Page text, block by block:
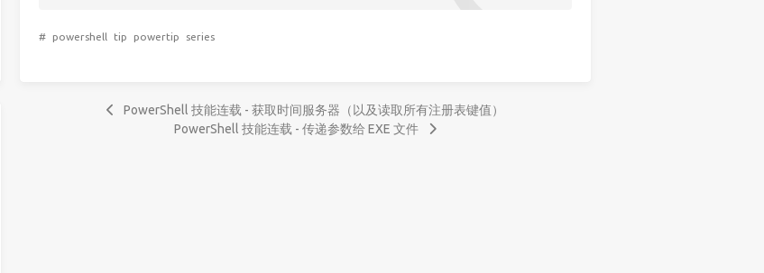
# powershell tip powertip series
PowerShell 技能连载 - 获取时间服务器（以及读取所有注册表键值）
PowerShell 技能连载 - 传递参数给 EXE 文件